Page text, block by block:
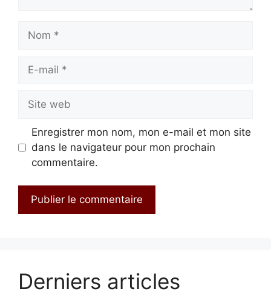
mail
web
Enregistrer mon nom, mon e-mail et mon site
dans le navigateur pour mon prochain
commentaire.
Derniers articles